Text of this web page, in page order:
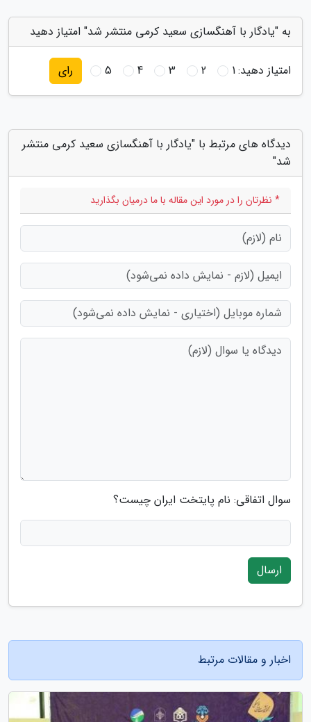
به "یادگار با آهنگسازی سعید کرمی منتشر شد" امتیاز دهید
امتیاز دهید:1
2
3
4
5 رای
دیدگاه های مرتبط با "یادگار با آهنگسازی سعید کرمی منتشر
شد"
* نظرتان را در مورد این مقاله با ما درمیان بگذارید
سوال اتفاقی: نام پایتخت ایران چیست؟
ارسال
اخبار و مقالات مرتبط